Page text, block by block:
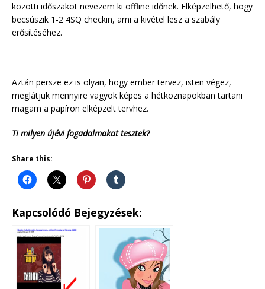
közötti időszakot nevezem ki offline időnek. Elképzelhető, hogy
becsúszik 1-2 4SQ checkin, ami a kivétel lesz a szabály
erősítéséhez.
Aztán persze ez is olyan, hogy ember tervez, isten végez,
meglátjuk mennyire vagyok képes a hétköznapokban tartani
magam a papíron elképzelt tervhez.
Ti milyen újévi fogadalmakat tesztek?
Share this:
Kapcsolódó Bejegyzések: